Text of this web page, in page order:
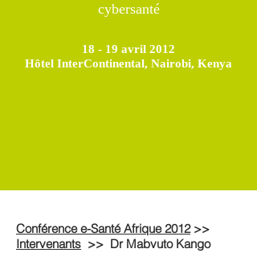
cybersanté
18 - 19 avril 2012
Hôtel InterContinental, Nairobi, Kenya
Conférence e-Santé Afrique 2012>>
Intervenants >> Dr Mabvuto Kango